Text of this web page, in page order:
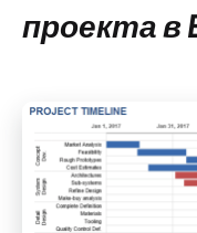
проекта в